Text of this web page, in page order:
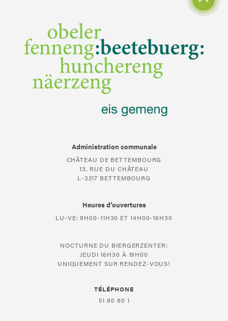
Administration communale
CHÂTEAU DE BETTEMBOURG
13, RUE DU CHÂTEAU
L-3217 BETTEMBOURG
Heures d’ouvertures
LU-VE: 8H00-11H30 ET 14H00-16H30
NOCTURNE DU BIERGERZENTER:
JEUDI 16H30 À 19H00
UNIQUEMENT SUR RENDEZ-VOUS!
TÉLÉPHONE
51 80 80 1